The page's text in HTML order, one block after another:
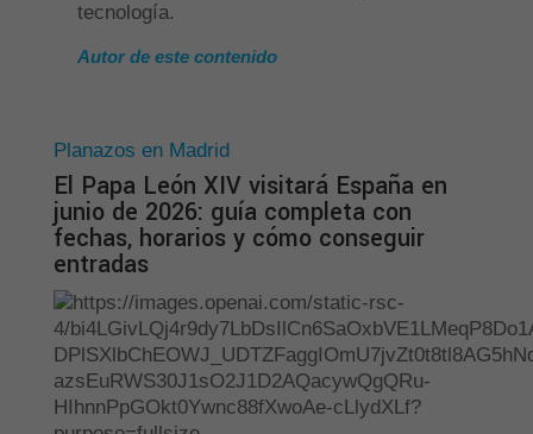
tecnología.
Autor de este contenido
Planazos en Madrid
El Papa León XIV visitará España en
junio de 2026: guía completa con
fechas, horarios y cómo conseguir
entradas